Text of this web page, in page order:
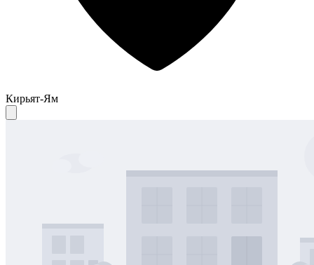
Кирьят-Ям